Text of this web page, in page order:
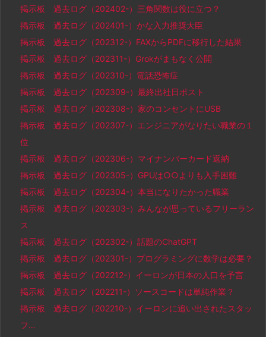
掲示板 過去ログ（202402-）三角関数は役に立つ？
掲示板 過去ログ（202401-）かな入力推奨大臣
掲示板 過去ログ（202312-）FAXからPDFに移行した結果
掲示板 過去ログ（202311-）Grokがまもなく公開
掲示板 過去ログ（202310-）電話恐怖症
掲示板 過去ログ（202309-）最終出社日ポスト
掲示板 過去ログ（202308-）家のコンセントにUSB
掲示板 過去ログ（202307-）エンジニアがなりたい職業の１
位
掲示板 過去ログ（202306-）マイナンバーカード返納
掲示板 過去ログ（202305-）GPUは○○よりも入手困難
掲示板 過去ログ（202304-）本当になりたかった職業
掲示板 過去ログ（202303-）みんなが思っているフリーラン
ス
掲示板 過去ログ（202302-）話題のChatGPT
掲示板 過去ログ（202301-）プログラミングに数学は必要？
掲示板 過去ログ（202212-）イーロンが日本の人口を予言
掲示板 過去ログ（202211-）ソースコードは単純作業？
掲示板 過去ログ（202210-）イーロンに追い出されたスタッ
フ…